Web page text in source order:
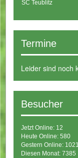
SC Teublitz
Termine
Leider sind noch
Besucher
Jetzt Online: 12
Heute Online: 580
Gestern Online: 1021
Diesen Monat: 7385